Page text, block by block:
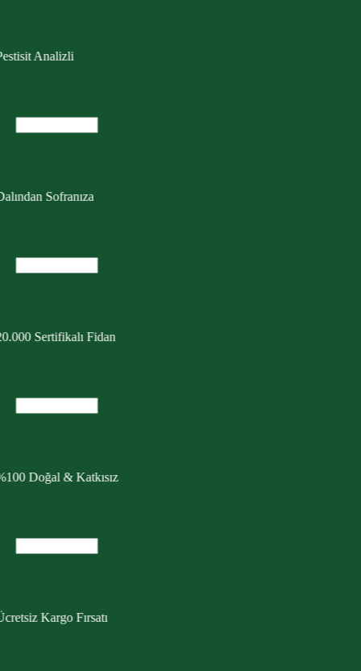
Analizli
Sofranıza
Sertifikalı Fidan
Doğal & Katkısız
Kargo Fırsatı